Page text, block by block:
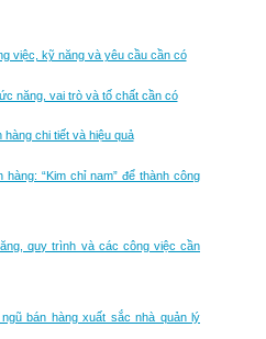
việc, kỹ năng và yêu cầu cần có
năng, vai trò và tố chất cần có
chi tiết và hiệu quả
“Kim chỉ nam” để thành công
quy trình và các công việc cần
bán hàng xuất sắc nhà quản lý